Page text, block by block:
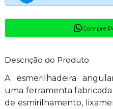
Compre
Descrição do Produto
A esmerilhadeira
uma ferramenta
de esmirilhamento,